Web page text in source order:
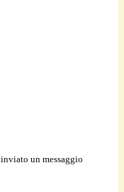
un messaggio